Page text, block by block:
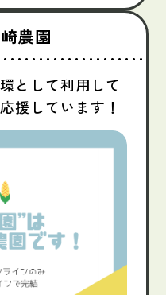
農園
として利用して
援しています！